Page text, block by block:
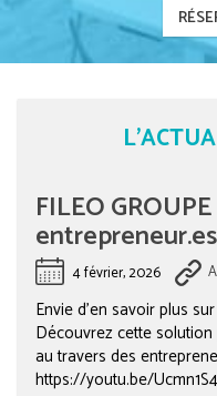
FILEO
4 février, 2026
Envie d’en savoir plus
Découvrez cette
au travers des
https://youtu.be/